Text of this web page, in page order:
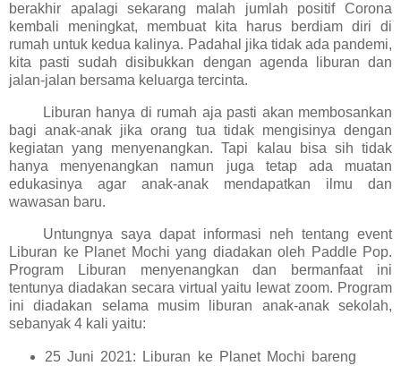
berakhir apalagi sekarang malah jumlah positif Corona
kembali meningkat, membuat kita harus berdiam diri di
rumah untuk kedua kalinya. Padahal jika tidak ada pandemi,
kita pasti sudah disibukkan dengan agenda liburan dan
jalan-jalan bersama keluarga tercinta.
Liburan hanya di rumah aja pasti akan membosankan
bagi anak-anak jika orang tua tidak mengisinya dengan
kegiatan yang menyenangkan. Tapi kalau bisa sih tidak
hanya menyenangkan namun juga tetap ada muatan
edukasinya agar anak-anak mendapatkan ilmu dan
wawasan baru.
Untungnya saya dapat informasi neh tentang event
Liburan ke Planet Mochi yang diadakan oleh Paddle Pop.
Program Liburan menyenangkan dan bermanfaat ini
tentunya diadakan secara virtual yaitu lewat zoom. Program
ini diadakan selama musim liburan anak-anak sekolah,
sebanyak 4 kali yaitu:
25 Juni 2021: Liburan ke Planet Mochi bareng